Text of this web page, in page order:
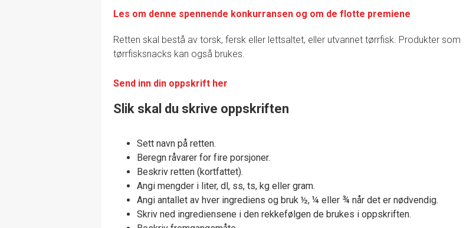
Les om denne spennende konkurransen og om de flotte premiene
Retten skal bestå av torsk, fersk eller lettsaltet, eller utvannet tørrfisk. Produkter som
tørrfisksnacks kan også brukes.
Send inn din oppskrift her
Slik skal du skrive oppskriften
Sett navn på retten.
Beregn råvarer for fire porsjoner.
Beskriv retten (kortfattet).
Angi mengder i liter, dl, ss, ts, kg eller gram.
Angi antallet av hver ingrediens og bruk ½, ¼ eller ¾ når det er nødvendig.
Skriv ned ingrediensene i den rekkefølgen de brukes i oppskriften.